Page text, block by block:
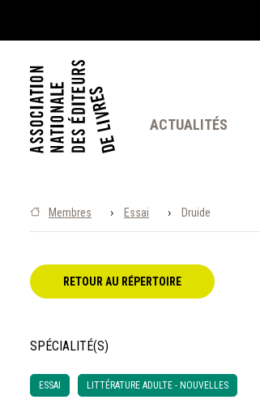
ACTUALITÉS
Membres › Essai › Druide
RETOUR AU RÉPERTOIRE
SPÉCIALITÉ(S)
ESSAI LITTÉRATURE ADULTE - NOUVELLES